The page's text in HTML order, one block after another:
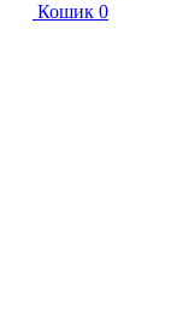
Кошик 0